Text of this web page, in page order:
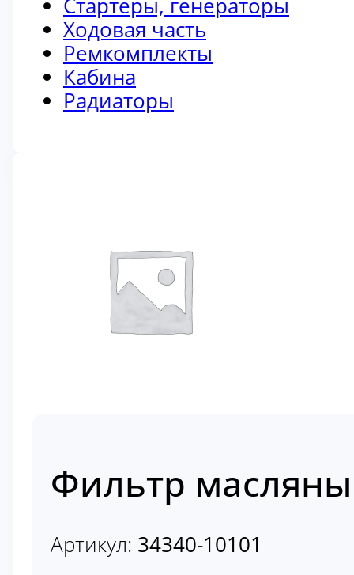
Стартеры, генераторы
Ходовая часть
Ремкомплекты
Кабина
Радиаторы
Фильтр
Артикул: 34340-10101